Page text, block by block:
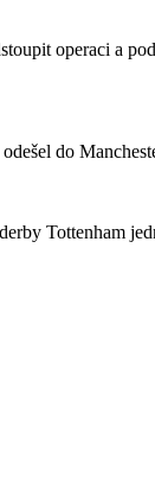
operaci a
do
Tottenham